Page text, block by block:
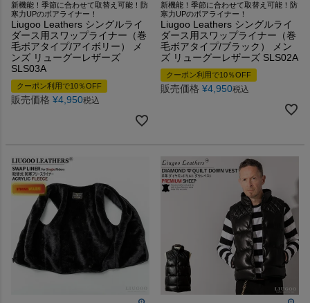
新機能！季節に合わせて取替え可能！防
寒力UPのボアライナー！
Liugoo Leathers シングルライ
ダース用スワップライナー（巻
毛ボアタイプ/アイボリー） メ
ンズ リューグーレザーズ
SLS03A
クーポン利用で10％OFF
販売価格 ¥4,950税込
新機能！季節に合わせて取替え可能！防
寒力UPのボアライナー！
Liugoo Leathers シングルライ
ダース用スワップライナー（巻
毛ボアタイプ/ブラック） メン
ズ リューグーレザーズ SLS02A
クーポン利用で10％OFF
販売価格 ¥4,950税込